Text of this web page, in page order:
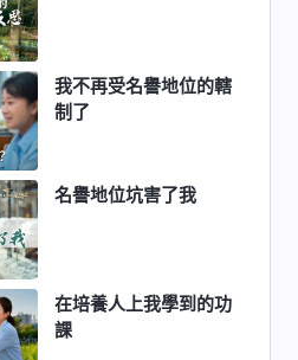
我不再受名譽地位的轄
制了
名譽地位坑害了我
在培養人上我學到的功
課